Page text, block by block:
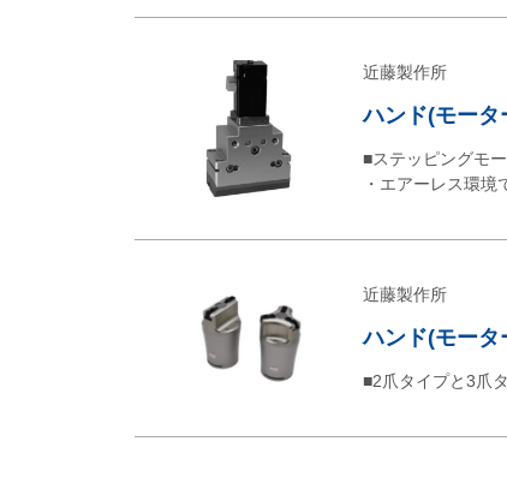
近藤製作所
ハンド(モータ
■ステッピングモー
・エアーレス環境
近藤製作所
ハンド(モー
■2爪タイプと3爪